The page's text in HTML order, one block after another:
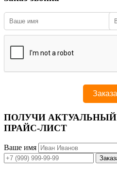
ПОЛУЧИ АКТУАЛЬНЫЙ
ПРАЙС-ЛИСТ
Ваше имя